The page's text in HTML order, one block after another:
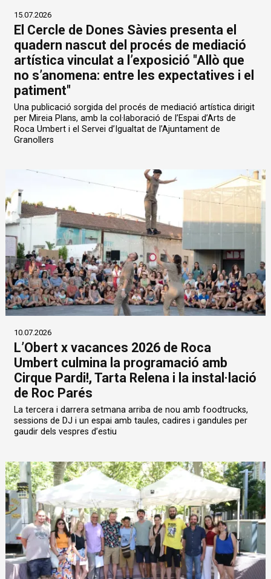
15.07.2026
El Cercle de Dones Sàvies presenta el
quadern nascut del procés de mediació
artística vinculat a l’exposició "Allò que
no s’anomena: entre les expectatives i el
patiment"
Una publicació sorgida del procés de mediació artística dirigit
per Mireia Plans, amb la col·laboració de l’Espai d’Arts de
Roca Umbert i el Servei d’Igualtat de l’Ajuntament de
Granollers
10.07.2026
L’Obert x vacances 2026 de Roca
Umbert culmina la programació amb
Cirque Pardi!, Tarta Relena i la instal·lació
de Roc Parés
La tercera i darrera setmana arriba de nou amb foodtrucks,
sessions de DJ i un espai amb taules, cadires i gandules per
gaudir dels vespres d’estiu